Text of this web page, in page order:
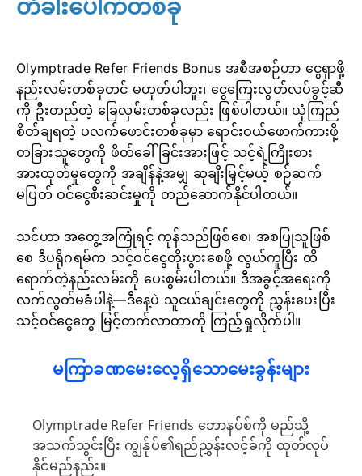
တံခါးပေါက်တစ်ခု
Olymptrade Refer Friends Bonus အစီအစဉ်ဟာ ငွေရှာဖို့
နည်းလမ်းတစ်ခုတင် မဟုတ်ပါဘူး၊ ငွေကြေးလွတ်လပ်ခွင့်ဆီ
ကို ဦးတည်တဲ့ ခြေလှမ်းတစ်ခုလည်း ဖြစ်ပါတယ်။ ယုံကြည်
စိတ်ချရတဲ့ ပလက်ဖောင်းတစ်ခုမှာ ရောင်းဝယ်ဖောက်ကားဖို့
တခြားသူတွေကို ဖိတ်ခေါ်ခြင်းအားဖြင့် သင့်ရဲ့ကြိုးစား
အားထုတ်မှုတွေကို အချိန်နဲ့အမျှ ဆုချီးမြှင့်မယ့် စဉ်ဆက်
မပြတ် ဝင်ငွေစီးဆင်းမှုကို တည်ဆောက်နိုင်ပါတယ်။
သင်ဟာ အတွေ့အကြုံရင့် ကုန်သည်ဖြစ်စေ၊ အစပြုသူဖြစ်
စေ ဒီပရိုဂရမ်က သင့်ဝင်ငွေတိုးပွားစေဖို့ လွယ်ကူပြီး ထိ
ရောက်တဲ့နည်းလမ်းကို ပေးစွမ်းပါတယ်။ ဒီအခွင့်အရေးကို
လက်လွတ်မခံပါနဲ့—ဒီနေ့ပဲ သူငယ်ချင်းတွေကို ညွှန်းပေးပြီး
သင့်ဝင်ငွေတွေ မြင့်တက်လာတာကို ကြည့်ရှုလိုက်ပါ။
မကြာခဏမေးလေ့ရှိသောမေးခွန်းများ
Olymptrade Refer Friends ဘောနပ်စ်ကို မည်သို့
အသက်သွင်းပြီး ကျွန်ုပ်၏ရည်ညွှန်းလင့်ခ်ကို ထုတ်လုပ်
နိုင်မည်နည်း။